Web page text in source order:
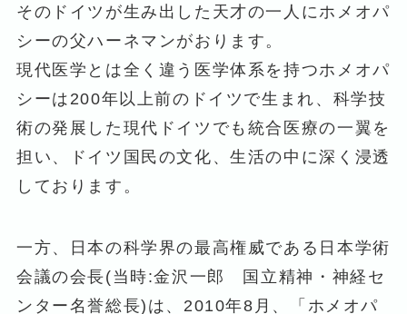
そのドイツが生み出した天才の一人にホメオパ
シーの父ハーネマンがおります。
現代医学とは全く違う医学体系を持つホメオパ
シーは200年以上前のドイツで生まれ、科学技
術の発展した現代ドイツでも統合医療の一翼を
担い、ドイツ国民の文化、生活の中に深く浸透
しております。
一方、日本の科学界の最高権威である日本学術
会議の会長(当時:金沢一郎 国立精神・神経セ
ンター名誉総長)は、2010年8月、「ホメオパ